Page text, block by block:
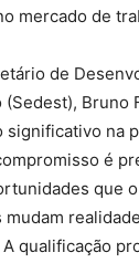
mercado de
de
Bruno
significativo na
é
que
qualificação